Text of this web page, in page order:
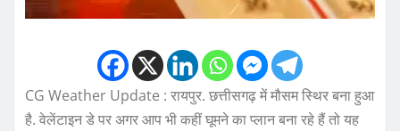
CG Weather Update : रायपुर. छत्तीसगढ़ में मौसम स्थिर बना हुआ
है. वेलेंटाइन डे पर अगर आप भी कहीं घूमने का प्लान बना रहे हैं तो यह